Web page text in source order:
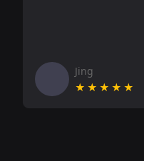
Jing
★★★★★